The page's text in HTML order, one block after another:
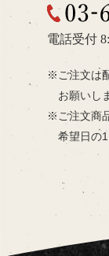
03-6905-
電話受付
ご注文は
お願いし
ご注文商
希望日の